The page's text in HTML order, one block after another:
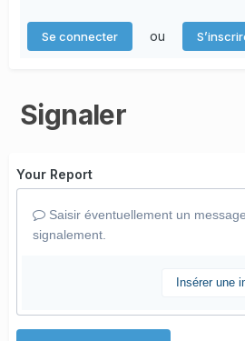
Se connecter ou
Signaler
Your Report
Saisir éventuellement un
signalement.
Insérer une